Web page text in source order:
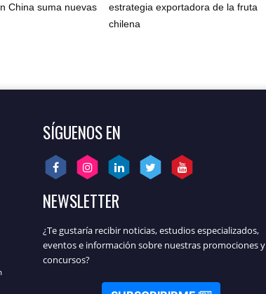
China suma nuevas
estrategia exportadora de la fruta
chilena
SÍGUENOS EN
NEWSLETTER
¿Te gustaría recibir noticias, estudios especializados,
eventos e información sobre nuestras promociones y
concursos?